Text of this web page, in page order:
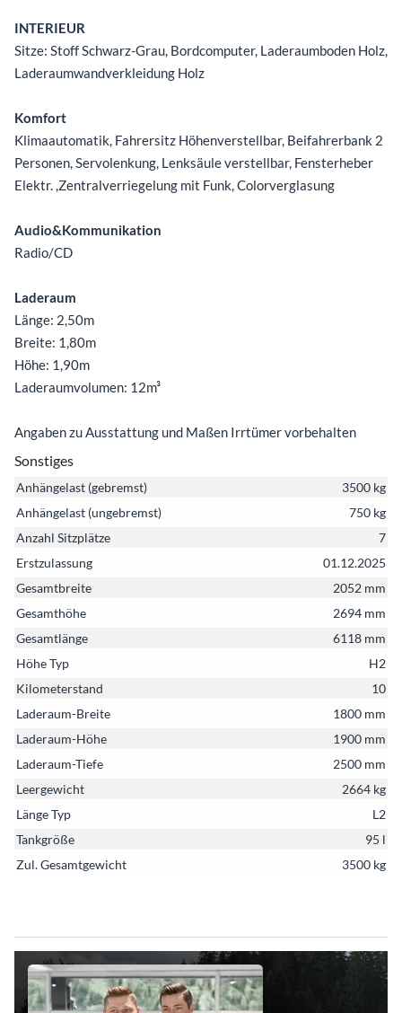
INTERIEUR
Sitze: Stoff Schwarz-Grau, Bordcomputer, Laderaumboden Holz,
Laderaumwandverkleidung Holz
Komfort
Klimaautomatik, Fahrersitz Höhenverstellbar, Beifahrerbank 2
Personen, Servolenkung, Lenksäule verstellbar, Fensterheber
Elektr. ,Zentralverriegelung mit Funk, Colorverglasung
Audio&Kommunikation
Radio/CD
Laderaum
Länge: 2,50m
Breite: 1,80m
Höhe: 1,90m
Laderaumvolumen: 12m³
Angaben zu Ausstattung und Maßen Irrtümer vorbehalten
Sonstiges
Anhängelast (gebremst)
3500 kg
Anhängelast (ungebremst)
750 kg
Anzahl Sitzplätze
7
Erstzulassung
01.12.2025
Gesamtbreite
2052 mm
Gesamthöhe
2694 mm
Gesamtlänge
6118 mm
Höhe Typ
H2
Kilometerstand
10
Laderaum-Breite
1800 mm
Laderaum-Höhe
1900 mm
Laderaum-Tiefe
2500 mm
Leergewicht
2664 kg
Länge Typ
L2
Tankgröße
95 l
Zul. Gesamtgewicht
3500 kg